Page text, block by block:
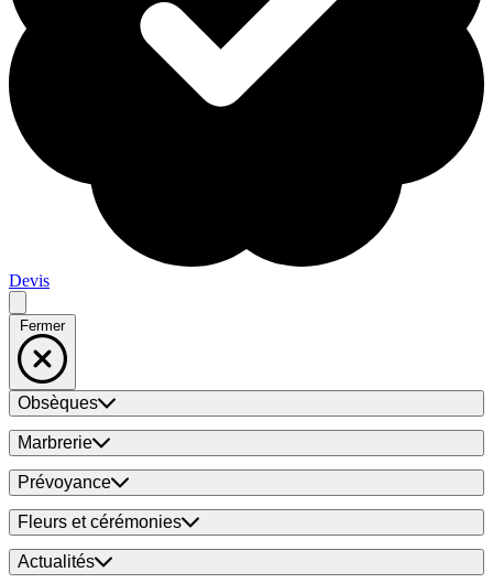
Devis
Fermer
Obsèques
Marbrerie
Prévoyance
Fleurs et cérémonies
Actualités